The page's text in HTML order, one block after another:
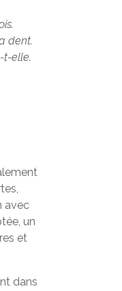
dent.
t-elle.
avec
un
et
dans